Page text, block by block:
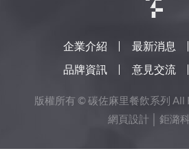
企業介紹 最新消息
品牌資訊
意見交流
版權所有 © 碳佐麻里餐飲系列
網頁設計 │ 鉅潞